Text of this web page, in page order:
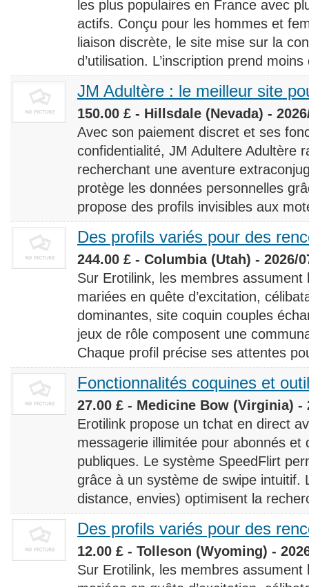
les plus populaires en France avec
actifs. Conçu pour les hommes et
liaison discrète, le site mise sur la
d’utilisation. L’inscription prend
JM Adultère : le meilleur site
150.00 £ - Hillsdale (Nevada) -
Avec son paiement discret et ses
confidentialité, JM Adultere Adultère
recherchant une aventure
protège les données personnelles
propose des profils invisibles aux
Des profils variés pour des
244.00 £ - Columbia (Utah) - 2026/
Sur Erotilink, les membres
mariées en quête d’excitation,
dominantes, site coquin couples
jeux de rôle composent une
Chaque profil précise ses attentes
Fonctionnalités coquines et
27.00 £ - Medicine Bow (Virginia) -
Erotilink propose un tchat en direct
messagerie illimitée pour abonnés et
publiques. Le système SpeedFlirt
grâce à un système de swipe intuitif.
distance, envies) optimisent la
Des profils variés pour des
12.00 £ - Tolleson (Wyoming) -
Sur Erotilink, les membres